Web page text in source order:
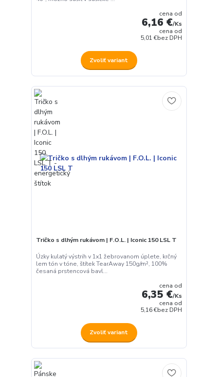
cena od
6,16 €/Ks
cena od
5,01 €bez DPH
Zvoliť variant
Tričko s dlhým rukávom | F.O.L. | Iconic 150 LSL T
Úzky kulatý výstrih v 1x1 žebrovanom úplete, krčný
lem tón v tóne, štítek TearAway 150g/m², 100%
česaná prstencová bavl...
cena od
6,35 €/Ks
cena od
5,16 €bez DPH
Zvoliť variant